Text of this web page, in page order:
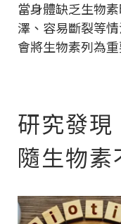
當身體缺乏生物
澤、容易斷裂等
會將生物素列為
研究發
隨生物素